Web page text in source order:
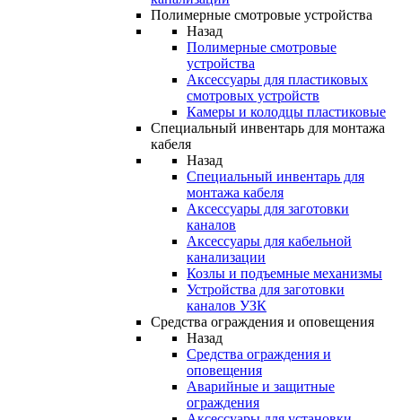
Полимерные смотровые устройства
Назад
Полимерные смотровые
устройства
Аксессуары для пластиковых
смотровых устройств
Камеры и колодцы пластиковые
Специальный инвентарь для монтажа
кабеля
Назад
Специальный инвентарь для
монтажа кабеля
Аксессуары для заготовки
каналов
Аксессуары для кабельной
канализации
Козлы и подъемные механизмы
Устройства для заготовки
каналов УЗК
Средства ограждения и оповещения
Назад
Средства ограждения и
оповещения
Аварийные и защитные
ограждения